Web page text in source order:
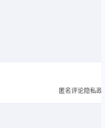
匿名评论隐私政